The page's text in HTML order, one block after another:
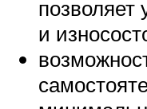
позволяет
и